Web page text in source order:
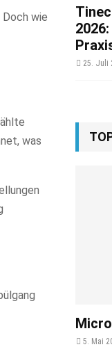
wie
was
25. Juli
5. Mai